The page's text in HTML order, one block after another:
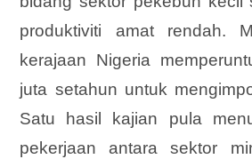
produktiviti amat rendah.
kerajaan Nigeria
juta setahun untuk
Satu hasil kajian pula
pekerjaan antara sektor